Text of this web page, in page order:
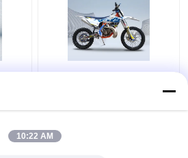
Acero y aleación de la
motocicleta MT250 del
de la suciedad
120KM/H
10:22 AM